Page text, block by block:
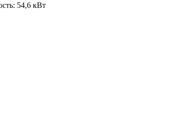
54,6 кВт